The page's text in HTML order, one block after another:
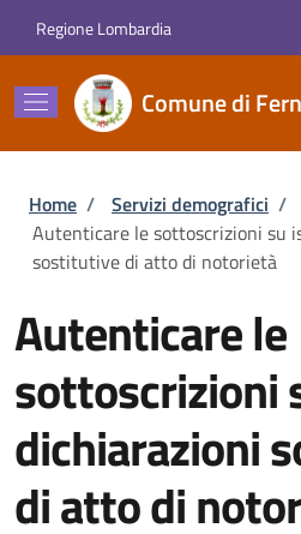
Regione Lombardia
Comune di
Briciole di pane
Home / Servizi demografici /
Autenticare le sottoscrizioni su
sostitutive di atto di notorietà
Autenticare le
sottoscrizioni
dichiarazioni
di atto di